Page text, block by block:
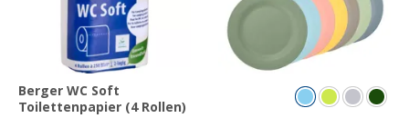
Berger WC Soft
Toilettenpapier (4 Rollen)